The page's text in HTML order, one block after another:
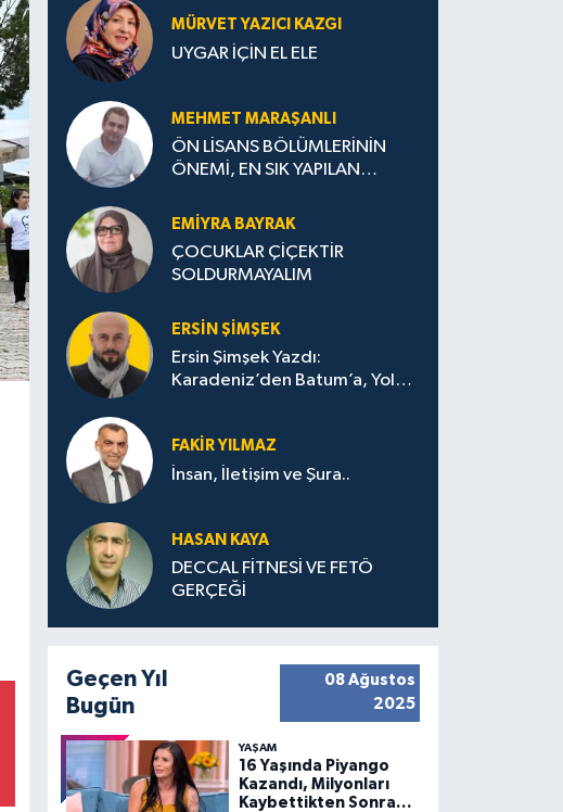
MÜRVET YAZICI KAZGI
UYGAR İÇİN EL ELE
MEHMET MARAŞANLI
ÖN LİSANS BÖLÜMLERİNİN
ÖNEMİ, EN SIK YAPILAN
STRATEJİLERİ
EMIYRA BAYRAK
ÇOCUKLAR ÇİÇEKTİR
SOLDURMAYALIM
ERSIN ŞIMŞEK
Ersin Şimşek Yazdı:
Karadeniz’den Batum’a, Yolun
FAKIR YILMAZ
İnsan, İletişim ve Şura..
HASAN KAYA
DECCAL FİTNESİ VE FETÖ
GERÇEĞİ
Geçen Yıl
Bugün
08 Ağustos
2025
YAŞAM
16 Yaşında Piyango
Kazandı, Milyonları
Kaybettikten Sonra